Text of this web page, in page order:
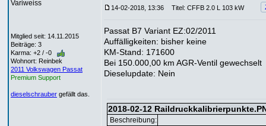
Variweiss
Mitglied seit: 14.11.2015
Beiträge: 3
Karma: +2 / -0
Wohnort: Reinbek
2011 Volkswagen Passat
Premium Support
dieselschrauber gefällt das.
14-02-2018, 13:36 Titel: CFFB 2.0 L 103 kW
Passat B7 Variant EZ:02/2011
Auffälligkeiten: bisher keine
KM-Stand: 171600
Bei 150.000,00 km AGR-Ventil gewechselt
Dieselupdate: Nein
2018-02-12
Beschreibung: